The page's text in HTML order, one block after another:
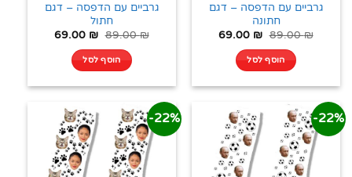
גרביים עם הדפסה – דגם
חתונה
89.00₪
69.00 ₪
הוסף לסל
גרביים עם הדפסה – דגם
חתול
89.00₪
69.00 ₪
הוסף לסל
22%-
22%-